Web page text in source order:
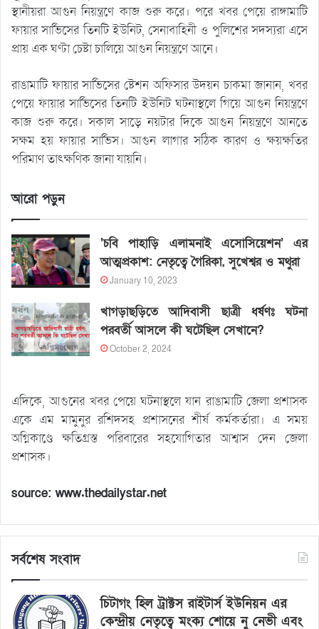
স্থানীয়রা আগুন নিয়ন্ত্রণে কাজ শুরু করে। পরে খবর পেয়ে রাঙ্গামাটি
ফায়ার সার্ভিসের তিনটি ইউনিট, সেনাবাহিনী ও পুলিশের সদস্যরা এসে
প্রায় এক ঘণ্টা চেষ্টা চালিয়ে আগুন নিয়ন্ত্রণে আনে।
রাঙামাটি ফায়ার সার্ভিসের ষ্টেশন অফিসার উদয়ন চাকমা জানান, খবর
পেয়ে ফায়ার সার্ভিসের তিনটি ইউনিট ঘটনাস্থলে গিয়ে আগুন নিয়ন্ত্রণে
কাজ শুরু করে। সকাল সাড়ে নয়টার দিকে আগুন নিয়ন্ত্রণে আনতে
সক্ষম হয় ফায়ার সার্ভিস। আগুন লাগার সঠিক কারণ ও ক্ষয়ক্ষতির
পরিমাণ তাৎক্ষণিক জানা যায়নি।
আরো পড়ুন
‘চবি পাহাড়ি এলামনাই এসোসিয়েশন’ এর
আত্মপ্রকাশ: নেতৃত্বে গৈরিকা, সুখেশ্বর ও মথুরা
January 10, 2023
খাগড়াছড়িতে আদিবাসী ছাত্রী ধর্ষণঃ ঘটনা
পরবর্তী আসলে কী ঘটেছিল সেখানে?
October 2, 2024
এদিকে, আগুনের খবর পেয়ে ঘটনাস্থলে যান রাঙামাটি জেলা প্রশাসক
একে এম মামুনুর রশিদসহ প্রশাসনের শীর্ষ কর্মকর্তারা। এ সময়
অগ্নিকাণ্ডে ক্ষতিগ্রস্ত পরিবারের সহযোগিতার আশ্বাস দেন জেলা
প্রশাসক।
source: www.thedailystar.net
সর্বশেষ সংবাদ
চিটাগং হিল ট্রাক্টস রাইটার্স ইউনিয়ন এর
কেন্দ্রীয় নেতৃত্বে মংক্য শোয়ে নু নেভী এবং